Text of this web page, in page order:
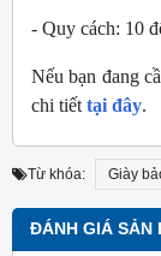
- Quy cách: 10
Nếu bạn đang
chi tiếttại đây.
Từ khóa: Giày
ĐÁNH GIÁ SẢN